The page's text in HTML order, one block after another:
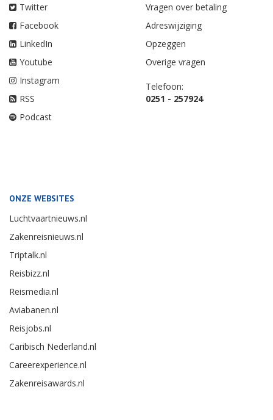
Twitter
Facebook
LinkedIn
Youtube
Instagram
RSS
Podcast
Vragen over betaling
Adreswijziging
Opzeggen
Overige vragen
Telefoon:
0251 - 257924
ONZE WEBSITES
Luchtvaartnieuws.nl
Zakenreisnieuws.nl
Triptalk.nl
Reisbizz.nl
Reismedia.nl
Aviabanen.nl
Reisjobs.nl
Caribisch Nederland.nl
Careerexperience.nl
Zakenreisawards.nl